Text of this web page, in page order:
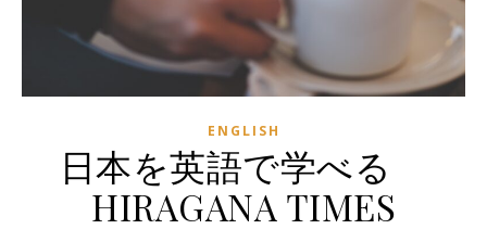
ENGLISH
日本を英語で学べる
HIRAGANA TIMES